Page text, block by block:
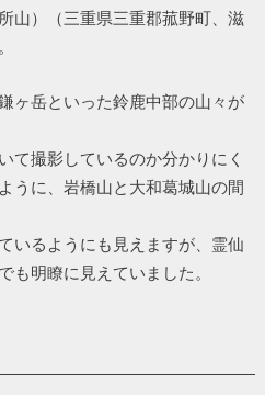
山）（三重県三重郡菰野町、滋
ヶ岳といった鈴鹿中部の山々が
て撮影しているのか分かりにく
うに、岩橋山と大和葛城山の間
いるようにも見えますが、霊仙
も明瞭に見えていました。